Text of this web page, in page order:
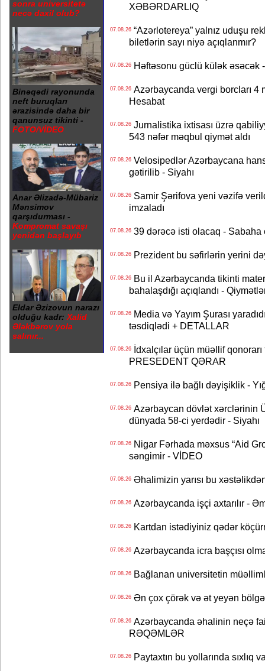
sonra universitetə
necə daxil olub?
Binəqədi rayonunda
neft buruqları
ərazisində daha bir
qanunsuz tikinti -
FOTO/VİDEO
Anar Əlizadə-Mübariz
Mənsimov
qarşıdurması -
Kompromat savaşı
yenidən başlayıb
Eldar Əzizovun narazı
olduğu kadr: Xalid
Ələkbərov yola
salınır...
XƏBƏRDARLIQ
07.08.26“Azərlotereya” yalnız uduşu
biletlərin sayı niyə açıqlanmır?
07.08.26Həftəsonu güclü külək əsəcək
07.08.26Azərbaycanda vergi borcları 4
Hesabat
07.08.26Jurnalistika ixtisası üzrə
543 nəfər məqbul qiymət aldı
07.08.26Velosipedlər Azərbaycana
gətirilib - Siyahı
07.08.26Samir Şərifova yeni vəzifə
imzaladı
07.08.2639 dərəcə isti olacaq - Sabaha
07.08.26Prezident bu səfirlərin yerini
07.08.26Bu il Azərbaycanda tikinti
bahalaşdığı açıqlandı -
07.08.26Media və Yayım Şurası
təsdiqlədi + DETALLAR
07.08.26İdxalçılar üçün müəllif
PRESEDENT QƏRAR
07.08.26Pensiya ilə bağlı dəyişiklik -
07.08.26Azərbaycan dövlət xərclərinin
dünyada 58-ci yerdədir - Siyahı
07.08.26Nigar Fərhada məxsus “Aid
səngimir - VİDEO
07.08.26Əhalimizin yarısı bu
07.08.26Azərbaycanda işçi axtarılır -
07.08.26Kartdan istədiyiniz qədər
07.08.26Azərbaycanda icra başçısı
07.08.26Bağlanan universitetin
07.08.26Ən çox çörək və ət yeyən
07.08.26Azərbaycanda əhalinin neçə
RƏQƏMLƏR
07.08.26Paytaxtın bu yollarında sıxlıq